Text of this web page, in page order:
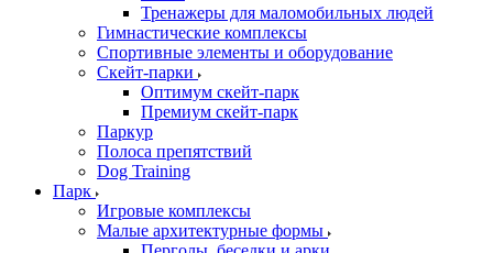
Тренажеры для маломобильных людей
Гимнастические комплексы
Спортивные элементы и оборудование
Скейт-парки
Оптимум скейт-парк
Премиум скейт-парк
Паркур
Полоса препятствий
Dog Training
Парк
Игровые комплексы
Малые архитектурные формы